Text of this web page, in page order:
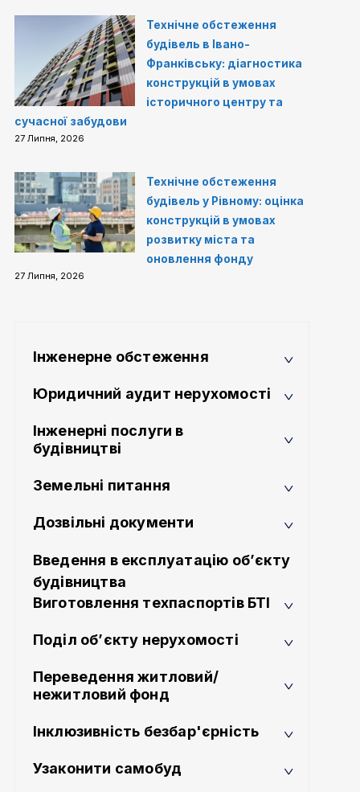
Технічне обстеження
будівель в Івано-
Франківську: діагностика
конструкцій в умовах
історичного центру та
сучасної забудови
27 Липня, 2026
Технічне обстеження
будівель у Рівному: оцінка
конструкцій в умовах
розвитку міста та
оновлення фонду
27 Липня, 2026
Інженерне обстеження
Юридичний аудит нерухомості
Інженерні послуги в
будівництві
Земельні питання
Дозвільні документи
Введення в експлуатацію об’єкту
будівництва
Виготовлення техпаспортів БТІ
Поділ об’єкту нерухомості
Переведення житловий/
нежитловий фонд
Інклюзивність безбар'єрність
Узаконити самобуд